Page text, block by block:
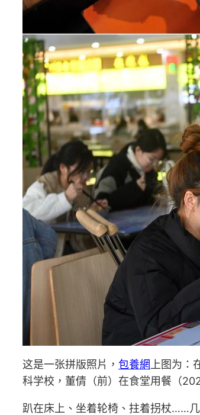
这是一张拼版照片， 包養網 上图为
科学校，董倩（前）在食堂用餐（
趴在床上、坐着轮椅、拄着拐杖……